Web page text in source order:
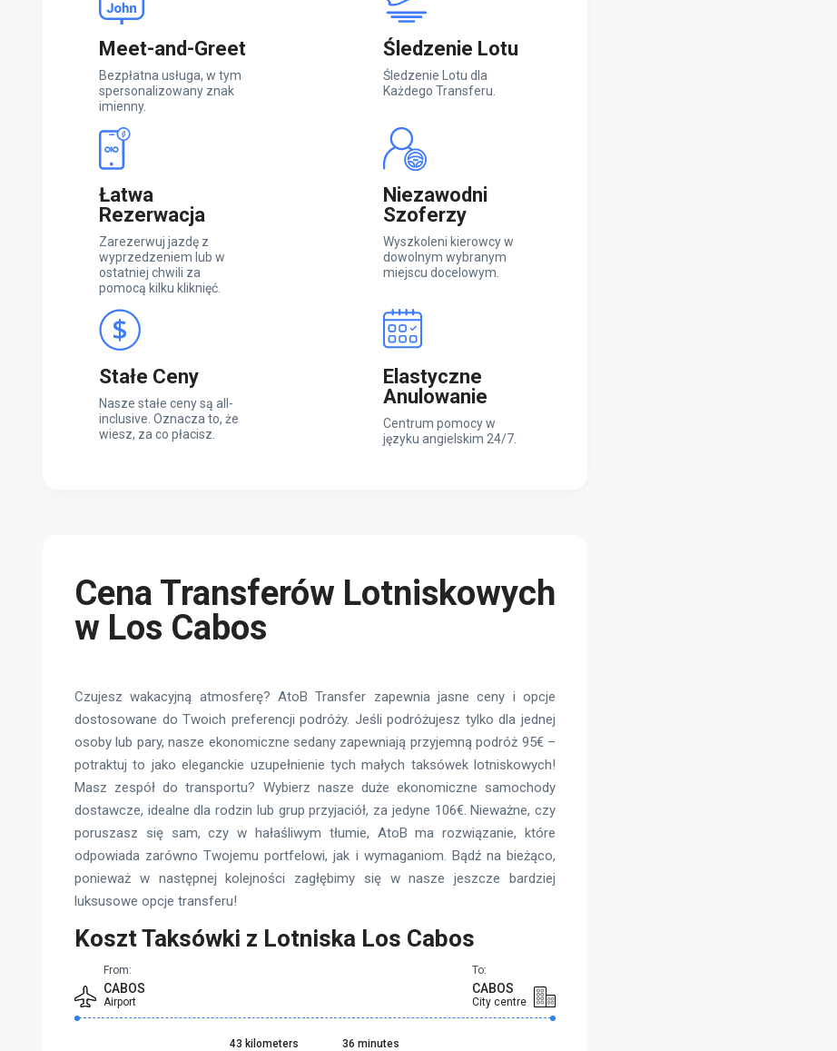
Meet-and-Greet
Bezpłatna usługa, w tym
spersonalizowany znak
imienny.
Śledzenie Lotu
Śledzenie Lotu dla
Każdego Transferu.
Łatwa
Rezerwacja
Zarezerwuj jazdę z
wyprzedzeniem lub w
ostatniej chwili za
pomocą kilku kliknięć.
Niezawodni
Szoferzy
Wyszkoleni kierowcy w
dowolnym wybranym
miejscu docelowym.
Stałe Ceny
Nasze stałe ceny są all-
inclusive. Oznacza to, że
wiesz, za co płacisz.
Elastyczne
Anulowanie
Centrum pomocy w
języku angielskim 24/7.
Cena Transferów Lotniskowych
w Los Cabos
Czujesz wakacyjną atmosferę? AtoB Transfer zapewnia jasne ceny i opcje
dostosowane do Twoich preferencji podróży. Jeśli podróżujesz tylko dla jednej
osoby lub pary, nasze ekonomiczne sedany zapewniają przyjemną podróż 95€ –
potraktuj to jako eleganckie uzupełnienie tych małych taksówek lotniskowych!
Masz zespół do transportu? Wybierz nasze duże ekonomiczne samochody
dostawcze, idealne dla rodzin lub grup przyjaciół, za jedyne 106€. Nieważne, czy
poruszasz się sam, czy w hałaśliwym tłumie, AtoB ma rozwiązanie, które
odpowiada zarówno Twojemu portfelowi, jak i wymaganiom. Bądź na bieżąco,
ponieważ w następnej kolejności zagłębimy się w nasze jeszcze bardziej
luksusowe opcje transferu!
Koszt Taksówki z Lotniska Los Cabos
From:
CABOS
Airport
To:
CABOS
City centre
43 kilometers 36 minutes